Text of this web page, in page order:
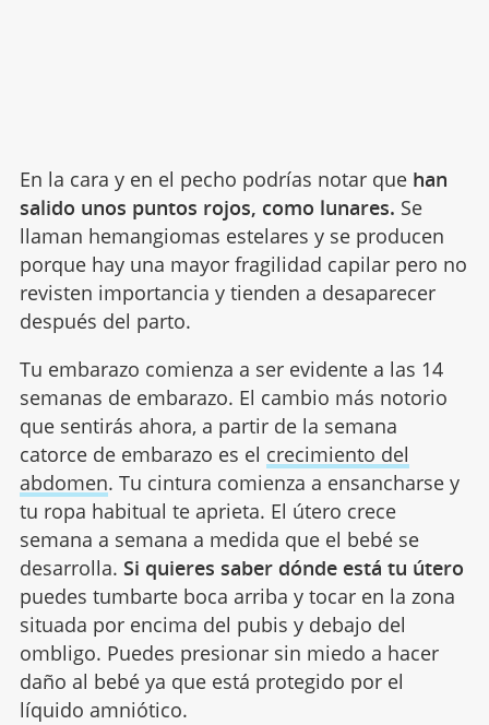
En la cara y en el pecho podrías notar que han
salido unos puntos rojos, como lunares. Se
llaman hemangiomas estelares y se producen
porque hay una mayor fragilidad capilar pero no
revisten importancia y tienden a desaparecer
después del parto.
Tu embarazo comienza a ser evidente a las 14
semanas de embarazo. El cambio más notorio
que sentirás ahora, a partir de la semana
catorce de embarazo es el crecimiento del
abdomen. Tu cintura comienza a ensancharse y
tu ropa habitual te aprieta. El útero crece
semana a semana a medida que el bebé se
desarrolla. Si quieres saber dónde está tu útero
puedes tumbarte boca arriba y tocar en la zona
situada por encima del pubis y debajo del
ombligo. Puedes presionar sin miedo a hacer
daño al bebé ya que está protegido por el
líquido amniótico.